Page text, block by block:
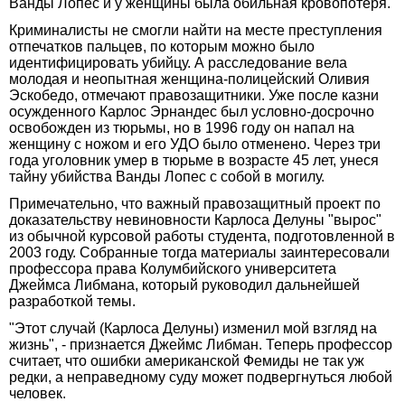
Криминалисты не смогли найти на месте преступления
отпечатков пальцев, по которым можно было
идентифицировать убийцу. А расследование вела
молодая и неопытная женщина-полицейский Оливия
Эскобедо, отмечают правозащитники. Уже после казни
осужденного Карлос Эрнандес был условно-досрочно
освобожден из тюрьмы, но в 1996 году он напал на
женщину с ножом и его УДО было отменено. Через три
года уголовник умер в тюрьме в возрасте 45 лет, унеся
тайну убийства Ванды Лопес с собой в могилу.
Примечательно, что важный правозащитный проект по
доказательству невиновности Карлоса Делуны "вырос"
из обычной курсовой работы студента, подготовленной в
2003 году. Собранные тогда материалы заинтересовали
профессора права Колумбийского университета
Джеймса Либмана, который руководил дальнейшей
разработкой темы.
"Этот случай (Карлоса Делуны) изменил мой взгляд на
жизнь", - признается Джеймс Либман. Теперь профессор
считает, что ошибки американской Фемиды не так уж
редки, а неправедному суду может подвергнуться любой
человек.